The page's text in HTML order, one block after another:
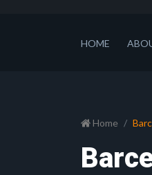
HOME
Home